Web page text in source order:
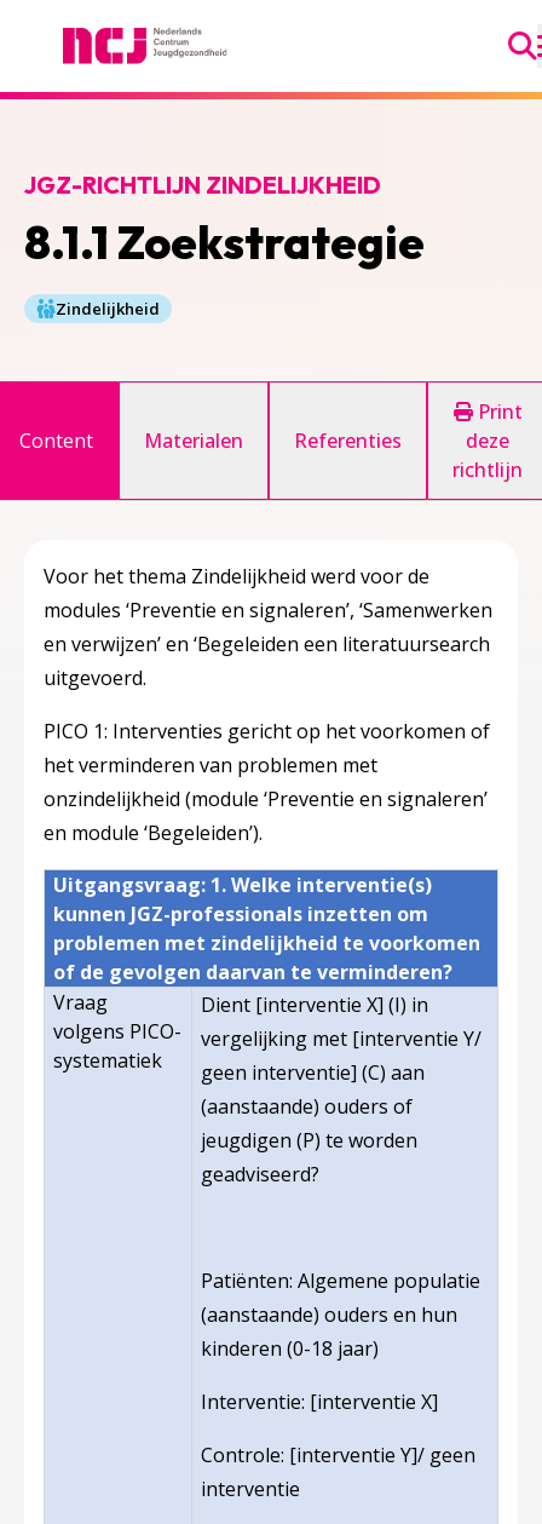
8.1.1 Zoekstrategie
JGZ-RICHTLIJN ZINDELIJKHEID
Zindelijkheid
Content Materialen Referenties
Print
deze
richtlijn
Voor het thema Zindelijkheid werd voor de
modules ‘Preventie en signaleren’, ‘Samenwerken
en verwijzen’ en ‘Begeleiden een literatuursearch
uitgevoerd.
PICO 1: Interventies gericht op het voorkomen of
het verminderen van problemen met
onzindelijkheid (module ‘Preventie en signaleren’
en module ‘Begeleiden’).
Uitgangsvraag: 1. Welke interventie(s)
kunnen JGZ-professionals inzetten om
problemen met zindelijkheid te voorkomen
of de gevolgen daarvan te verminderen?
Vraag
volgens PICO-
systematiek
Dient [interventie X] (I) in
vergelijking met [interventie Y/
geen interventie] (C) aan
(aanstaande) ouders of
jeugdigen (P) te worden
geadviseerd?
Patiënten: Algemene populatie
(aanstaande) ouders en hun
kinderen (0-18 jaar)
Interventie: [interventie X]
Controle: [interventie Y]/ geen
interventie